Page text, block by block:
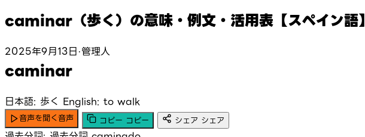
caminar（歩く）の意味・例文・活用表【スペイン語】
2025年9月13日·管理人
caminar
日本語: 歩く English: to walk
音声を聞く音声 コピー コピー シェア シェア